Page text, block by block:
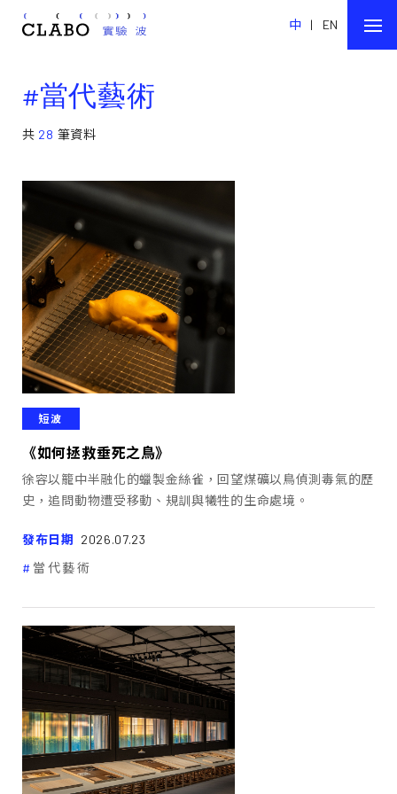
中 | EN
#當代藝術
共 28 筆資料
短波
《如何拯救垂死之鳥》
徐容以籠中半融化的蠟製金絲雀，回望煤礦以鳥偵測毒氣的歷
史，追問動物遭受移動、規訓與犧牲的生命處境。
發布日期 2026.07.23
當代藝術